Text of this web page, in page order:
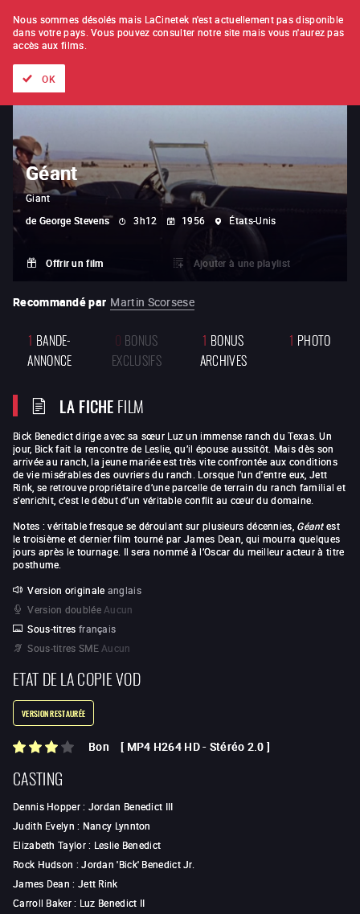
À L'UNITÉ ABONNEMENT
Géant
Giant
de George Stevens 3h12 1956 États-Unis
Offrir un film Ajouter à une playlist
Recommandé par Martin Scorsese
1 BANDE-
ANNONCE
0 BONUS
EXCLUSIFS
1 BONUS
ARCHIVES
1 PHOTO
LA FICHEFILM
Bick Benedict dirige avec sa sœur Luz un immense ranch du Texas. Un
jour, Bick fait la rencontre de Leslie, qu’il épouse aussitôt. Mais dès son
arrivée au ranch, la jeune mariée est très vite confrontée aux conditions
de vie misérables des ouvriers du ranch. Lorsque l'un d'entre eux, Jett
Rink, se retrouve propriétaire d’une parcelle de terrain du ranch familial et
s’enrichit, c’est le début d’un véritable conflit au cœur du domaine.
Notes : véritable fresque se déroulant sur plusieurs décennies, Géantest
le troisième et dernier film tourné par James Dean, qui mourra quelques
jours après le tournage. Il sera nommé à l’Oscar du meilleur acteur à titre
posthume.
Version originale anglais
Version doublée Aucun
Sous-titres français
Sous-titres SME Aucun
ETAT DE LA COPIE VOD
VERSION RESTAURÉE
Bon [ MP4 H264 HD- Stéréo 2.0 ]
CASTING
Dennis Hopper: Jordan Benedict III
Judith Evelyn : Nancy Lynnton
Elizabeth Taylor: Leslie Benedict
Rock Hudson :Jordan 'Bick' Benedict Jr.
James Dean : Jett Rink
Carroll Baker: Luz Benedict II
Nous sommes désolés mais LaCinetek n'est actuellement pas disponible
dans votre pays. Vous pouvez consulter notre site mais vous n'aurez pas
accès aux films.
OK